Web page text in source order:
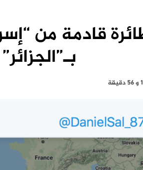
قادمة من
بـ”الجزائر”